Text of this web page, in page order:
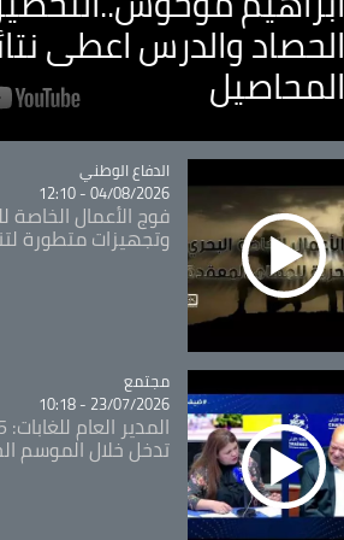
الحصاد والدرس اعطى
المحاصيل
Catégorie
الدفاع الوطني
04/08/2026 - 12:10
فوج الأعمال الخاصة
وتجهيزات متطورة
Catégorie
مجتمع
23/07/2026 - 10:18
تدخل خلال الموسم